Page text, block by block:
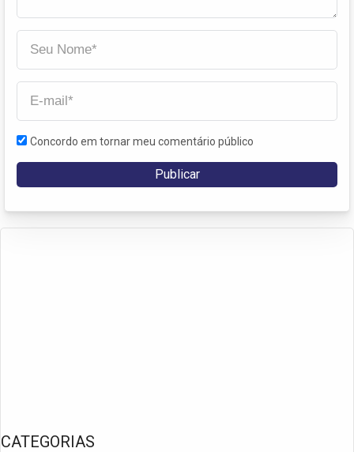
Concordo em tornar meu comentário público
CATEGORIAS